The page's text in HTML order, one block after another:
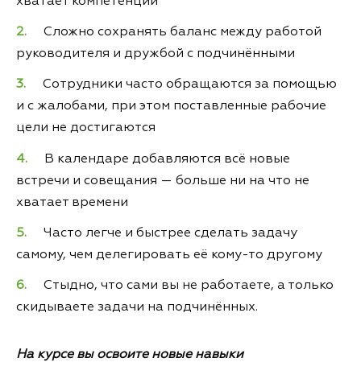
Сложно сохранять баланс между работой
руководителя и дружбой с подчинёнными
Сотрудники часто обращаются за помощью
и с жалобами, при этом поставленные рабочие
цели не достигаются
В календаре добавляются всё новые
встречи и совещания — больше ни на что не
хватает времени
Часто легче и быстрее сделать задачу
самому, чем делегировать её кому-то другому
Стыдно, что сами вы не работаете, а только
скидываете задачи на подчинённых.
На курсе вы освоите новые навыки